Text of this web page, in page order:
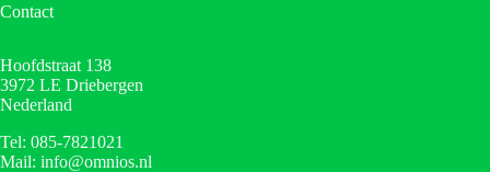
Contact
Hoofdstraat 138
3972 LE Driebergen
Nederland
Tel: 085-7821021
Mail: info@omnios.nl